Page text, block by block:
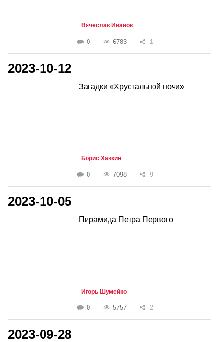
Вячеслав Иванов
0 6783 1
2023-10-12
Загадки «Хрустальной ночи»
Борис Хавкин
0 7098 9
2023-10-05
Пирамида Петра Первого
Игорь Шумейко
0 5757 2
2023-09-28